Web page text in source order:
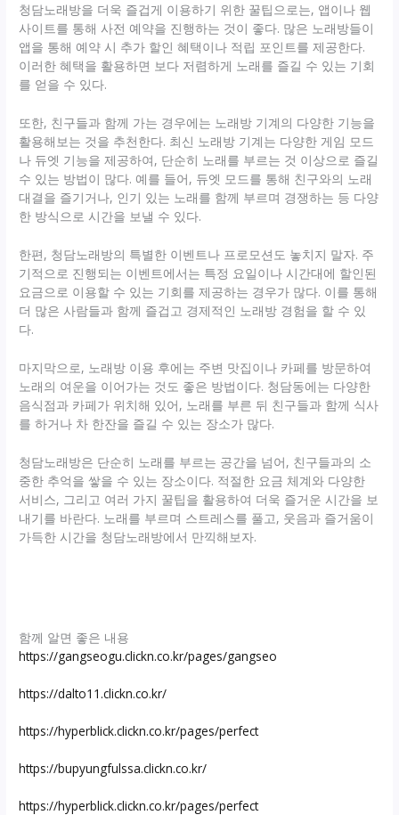
청담노래방을 더욱 즐겁게 이용하기 위한 꿀팁으로는, 앱이나 웹
사이트를 통해 사전 예약을 진행하는 것이 좋다. 많은 노래방들이
앱을 통해 예약 시 추가 할인 혜택이나 적립 포인트를 제공한다.
이러한 혜택을 활용하면 보다 저렴하게 노래를 즐길 수 있는 기회
를 얻을 수 있다.
또한, 친구들과 함께 가는 경우에는 노래방 기계의 다양한 기능을
활용해보는 것을 추천한다. 최신 노래방 기계는 다양한 게임 모드
나 듀엣 기능을 제공하여, 단순히 노래를 부르는 것 이상으로 즐길
수 있는 방법이 많다. 예를 들어, 듀엣 모드를 통해 친구와의 노래
대결을 즐기거나, 인기 있는 노래를 함께 부르며 경쟁하는 등 다양
한 방식으로 시간을 보낼 수 있다.
한편, 청담노래방의 특별한 이벤트나 프로모션도 놓치지 말자. 주
기적으로 진행되는 이벤트에서는 특정 요일이나 시간대에 할인된
요금으로 이용할 수 있는 기회를 제공하는 경우가 많다. 이를 통해
더 많은 사람들과 함께 즐겁고 경제적인 노래방 경험을 할 수 있
다.
마지막으로, 노래방 이용 후에는 주변 맛집이나 카페를 방문하여
노래의 여운을 이어가는 것도 좋은 방법이다. 청담동에는 다양한
음식점과 카페가 위치해 있어, 노래를 부른 뒤 친구들과 함께 식사
를 하거나 차 한잔을 즐길 수 있는 장소가 많다.
청담노래방은 단순히 노래를 부르는 공간을 넘어, 친구들과의 소
중한 추억을 쌓을 수 있는 장소이다. 적절한 요금 체계와 다양한
서비스, 그리고 여러 가지 꿀팁을 활용하여 더욱 즐거운 시간을 보
내기를 바란다. 노래를 부르며 스트레스를 풀고, 웃음과 즐거움이
가득한 시간을 청담노래방에서 만끽해보자.
함께 알면 좋은 내용
https://gangseogu.clickn.co.kr/pages/gangseo
https://dalto11.clickn.co.kr/
https://hyperblick.clickn.co.kr/pages/perfect
https://bupyungfulssa.clickn.co.kr/
https://hyperblick.clickn.co.kr/pages/perfect